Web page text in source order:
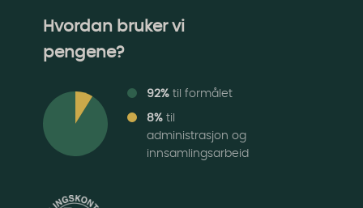
Hvordan bruker vi
pengene?
92% til formålet
8% til
administrasjon og
innsamlingsarbeid